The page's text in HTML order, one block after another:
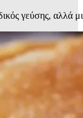
γεύσης, αλλά